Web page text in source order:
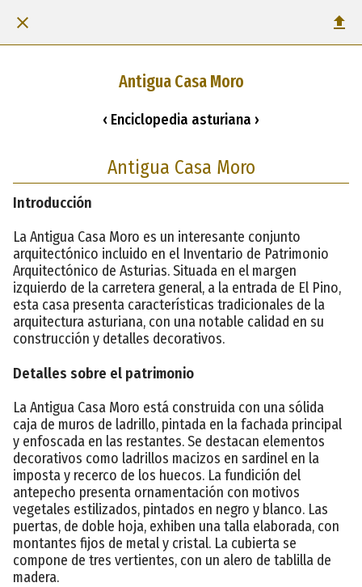
Antigua Casa Moro
‹ Enciclopedia asturiana ›
Antigua Casa Moro
Introducción
La Antigua Casa Moro es un interesante conjunto
arquitectónico incluido en el Inventario de Patrimonio
Arquitectónico de Asturias. Situada en el margen
izquierdo de la carretera general, a la entrada de El Pino,
esta casa presenta características tradicionales de la
arquitectura asturiana, con una notable calidad en su
construcción y detalles decorativos.
Detalles sobre el patrimonio
La Antigua Casa Moro está construida con una sólida
caja de muros de ladrillo, pintada en la fachada principal
y enfoscada en las restantes. Se destacan elementos
decorativos como ladrillos macizos en sardinel en la
imposta y recerco de los huecos. La fundición del
antepecho presenta ornamentación con motivos
vegetales estilizados, pintados en negro y blanco. Las
puertas, de doble hoja, exhiben una talla elaborada, con
montantes fijos de metal y cristal. La cubierta se
compone de tres vertientes, con un alero de tablilla de
madera.